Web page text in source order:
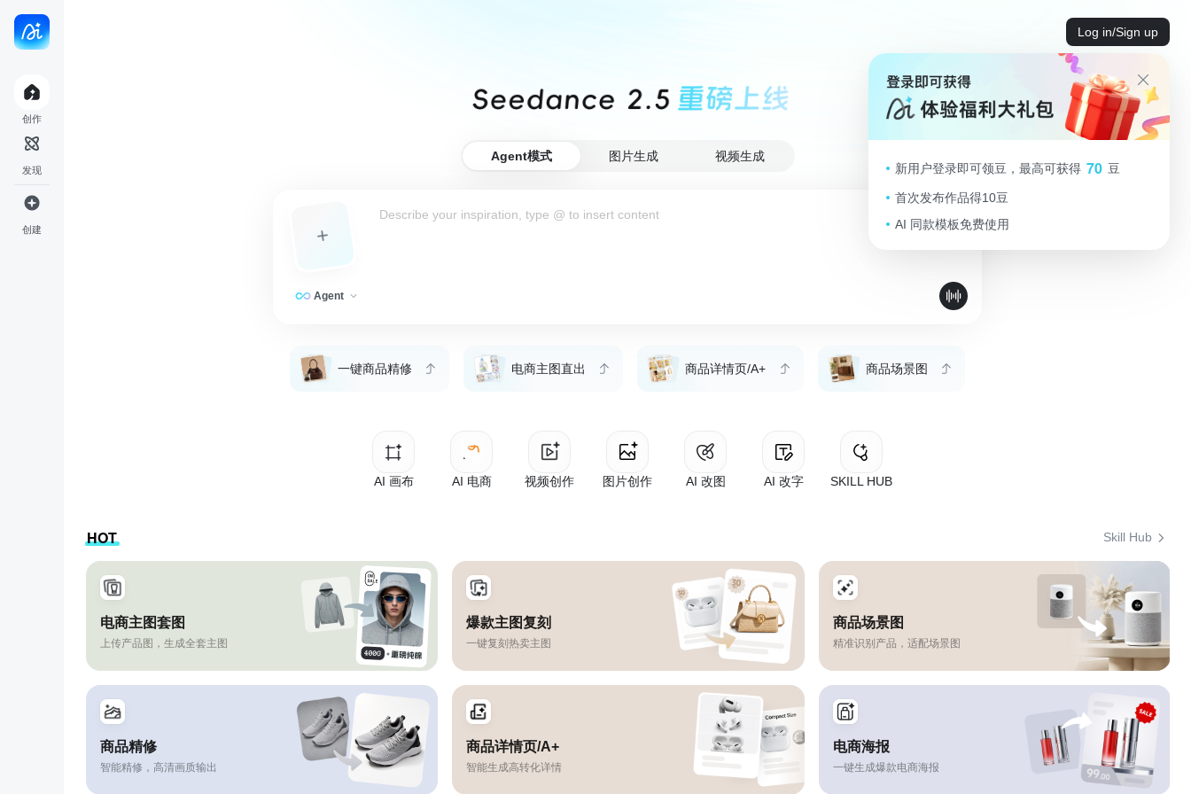
Log in/Sign up
创作
发现
创建
Agent模式 图片生成 视频生成
Agent
一键商品精修 电商主图直出 商品详情页/A+ 商品场景图
AI 画布 AI 电商 视频创作 图片创作 AI 改图 AI 改字 SKILL HUB
HOT Skill Hub
电商主图套图
上传产品图，生成全套主图
商品精修
智能精修，高清画质输出
爆款主图复刻
一键复刻热卖主图
商品详情页/A+
智能生成高转化详情
商品场景图
精准识别产品，适配场景图
电商海报
一键生成爆款电商海报
新用户登录即可领豆，最高可获得 70 豆
首次发布作品得10豆
AI 同款模板免费使用